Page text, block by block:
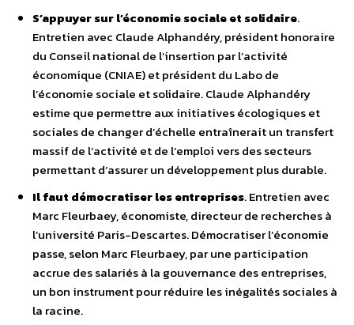
S’appuyer sur l’économie sociale et solidaire.
Entretien avec Claude Alphandéry, président honoraire
du Conseil national de l’insertion par l’activité
économique (CNIAE) et président du Labo de
l’économie sociale et solidaire. Claude Alphandéry
estime que permettre aux initiatives écologiques et
sociales de changer d’échelle entraînerait un transfert
massif de l’activité et de l’emploi vers des secteurs
permettant d’assurer un développement plus durable.
Il faut démocratiser les entreprises. Entretien avec
Marc Fleurbaey, économiste, directeur de recherches à
l’université Paris-Descartes. Démocratiser l’économie
passe, selon Marc Fleurbaey, par une participation
accrue des salariés à la gouvernance des entreprises,
un bon instrument pour réduire les inégalités sociales à
la racine.